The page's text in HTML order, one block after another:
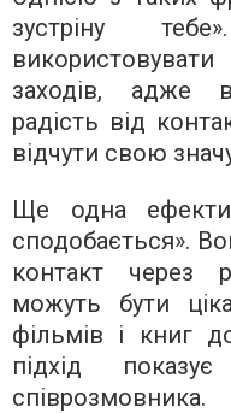
зустріну
заходів, адже
радість від
відчути свою
Ще одна
сподобається».
контакт через
можуть бути
фільмів і книг
підхід
співрозмовника.